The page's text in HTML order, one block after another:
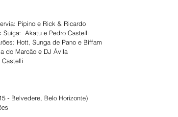
Pipino e Rick & Ricardo
Akatu e Pedro Castelli
Hott, Sunga de Pano e Biffam
do Marcão e DJ Ávila
- Belvedere, Belo Horizonte)